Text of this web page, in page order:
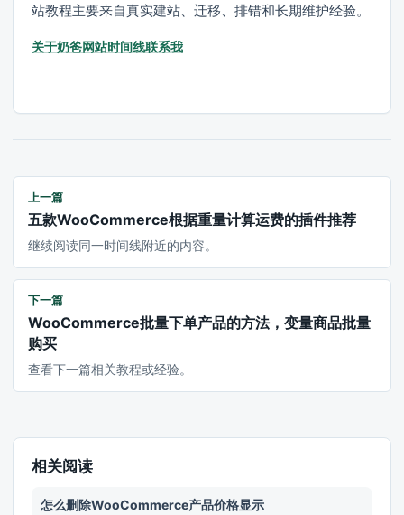
站教程主要来自真实建站、迁移、排错和长期维护经验。
关于奶爸网站时间线联系我
上一篇
五款WooCommerce根据重量计算运费的插件推荐
继续阅读同一时间线附近的内容。
下一篇
WooCommerce批量下单产品的方法，变量商品批量
购买
查看下一篇相关教程或经验。
相关阅读
怎么删除WooCommerce产品价格显示